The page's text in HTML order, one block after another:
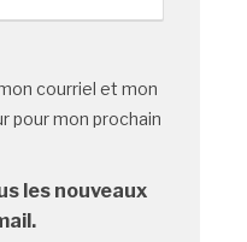
courriel et mon
pour mon prochain
les nouveaux